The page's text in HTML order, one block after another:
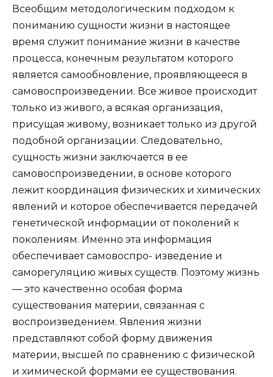
Всеобщим методологическим подходом к
пониманию сущности жизни в настоящее
время служит понимание жизни в качестве
процесса, конечным результатом которого
является самообновление, проявляющееся в
самовоспроизведении. Все живое происходит
только из живого, а всякая организация,
присущая живому, возникает только из другой
подобной организации. Следовательно,
сущность жизни заключается в ее
самовоспроизведении, в основе которого
лежит координация физических и химических
явлений и которое обеспечивается передачей
генетической информации от поколений к
поколениям. Именно эта информация
обеспечивает самовоспро- изведение и
саморегуляцию живых существ. Поэтому жизнь
— это качественно особая форма
существования материи, связанная с
воспроизведением. Явления жизни
представляют собой форму движения
материи, высшей по сравнению с физической
и химической формами ее существования.